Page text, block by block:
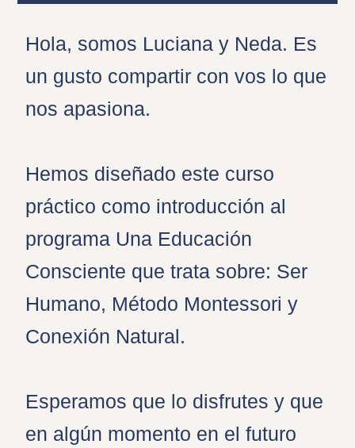
Hola, somos Luciana y Neda. Es
un gusto compartir con vos lo que
nos apasiona.
Hemos diseñado este curso
práctico como introducción al
programa Una Educación
Consciente que trata sobre: Ser
Humano, Método Montessori y
Conexión Natural.
Esperamos que lo disfrutes y que
en algún momento en el futuro